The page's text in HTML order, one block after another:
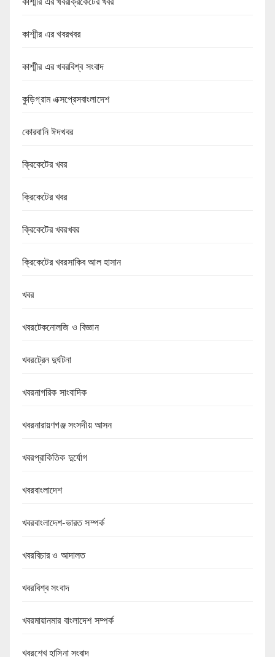
কাশ্মীর এর খবরখবর
কাশ্মীর এর খবরবিশ্ব সংবাদ
কুড়িগ্রাম এক্সপ্রেসবাংলাদেশ
কোরবানি ঈদখবর
ক্রিকেটের খবর
ক্রিকেটের খবর
ক্রিকেটের খবরখবর
ক্রিকেটের খবরসাকিব আল হাসান
খবর
খবরটেকনোলজি ও বিজ্ঞান
খবরট্রেন দুর্ঘটনা
খবরনাগরিক সাংবাদিক
খবরনারায়ণগঞ্জ সংসদীয় আসন
খবরপ্রাকিতিক দুর্যোগ
খবরবাংলাদেশ
খবরবাংলাদেশ-ভারত সম্পর্ক
খবরবিচার ও আদালত
খবরবিশ্ব সংবাদ
খবরমায়ানমার বাংলাদেশ সম্পর্ক
খবরশেখ হাসিনা সংবাদ